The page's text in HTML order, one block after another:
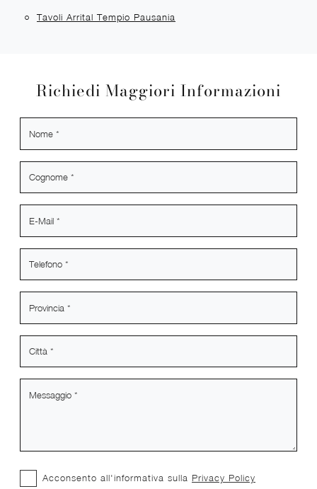
Tavoli Arrital Tempio Pausania
Richiedi Maggiori Informazioni
Acconsento all'informativa sulla Privacy Policy